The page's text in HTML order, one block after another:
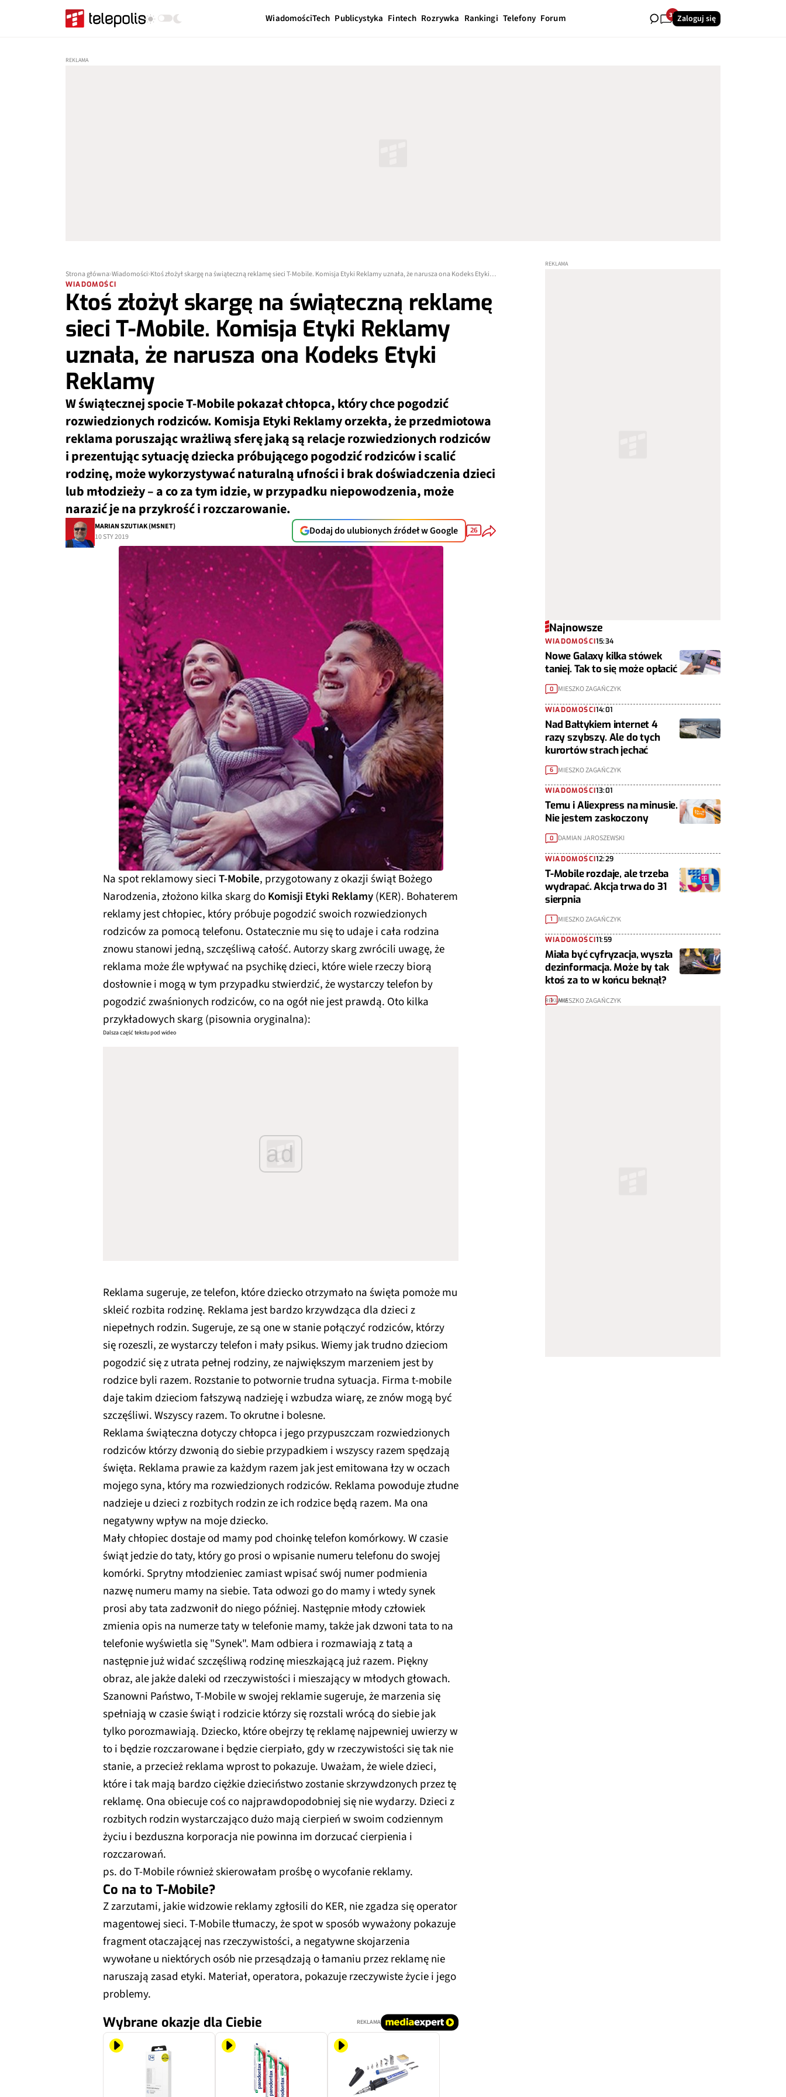
WiadomościTech Publicystyka Fintech Rozrywka Rankingi Telefony Forum 33Zaloguj się
Strona główna Wiadomości Ktoś złożył skargę na świąteczną reklamę sieci T-Mobile. Komisja Etyki Reklamy uznała, że narusza ona Kodeks Etyki Reklamy
WIADOMOŚCI
Ktoś złożył skargę na świąteczną reklamę
sieci T-Mobile. Komisja Etyki Reklamy
uznała, że narusza ona Kodeks Etyki
Reklamy
W świątecznej spocie T-Mobile pokazał chłopca, który chce pogodzić
rozwiedzionych rodziców. Komisja Etyki Reklamy orzekła, żeprzedmiotowa
reklama poruszając wrażliwą sferę jaką są relacje rozwiedzionych rodziców
i prezentując sytuację dziecka próbującego pogodzić rodziców i scalić
rodzinę, może wykorzystywać naturalną ufności i brak doświadczenia dzieci
lub młodzieży – a co za tym idzie, w przypadku niepowodzenia, może
narazić je na przykrość i rozczarowanie.
MARIAN SZUTIAK (MSNET)
10 STY 2019
Dodaj do ulubionych źródeł w Google 26
Na spot reklamowy sieciT-Mobile, przygotowany z okazji świąt Bożego
Narodzenia, złożono kilka skarg doKomisji Etyki Reklamy(KER). Bohaterem
reklamy jest chłopiec, który próbuje pogodzić swoich rozwiedzionych
rodziców za pomocą telefonu. Ostatecznie mu się to udaje i cała rodzina
znowu stanowi jedną, szczęśliwą całość. Autorzy skarg zwrócili uwagę, że
reklama może źle wpływać na psychikę dzieci, które wiele rzeczy biorą
dosłownie i mogą w tym przypadku stwierdzić, że wystarczy telefon by
pogodzić zwaśnionych rodziców, co na ogół nie jest prawdą. Oto kilka
przykładowych skarg (pisownia oryginalna):
Dalsza część tekstu pod wideo
ad
Reklama sugeruje, ze telefon, które dziecko otrzymało na święta pomoże mu
skleić rozbita rodzinę. Reklama jest bardzo krzywdząca dla dzieci z
niepełnych rodzin. Sugeruje, ze są one w stanie połączyć rodziców, którzy
się rozeszli, ze wystarczy telefon i mały psikus. Wiemy jak trudno dzieciom
pogodzić się z utrata pełnej rodziny, ze największym marzeniem jest by
rodzice byli razem. Rozstanie to potwornie trudna sytuacja. Firma t-mobile
daje takim dzieciom fałszywą nadzieję i wzbudza wiarę, ze znów mogą być
szczęśliwi. Wszyscy razem. To okrutne i bolesne.
Reklama świąteczna dotyczy chłopca i jego przypuszczam rozwiedzionych
rodziców którzy dzwonią do siebie przypadkiem i wszyscy razem spędzają
święta. Reklama prawie za każdym razem jak jest emitowana łzy w oczach
mojego syna, który ma rozwiedzionych rodziców. Reklama powoduje złudne
nadzieje u dzieci z rozbitych rodzin ze ich rodzice będą razem. Ma ona
negatywny wpływ na moje dziecko.
Mały chłopiec dostaje od mamy pod choinkę telefon komórkowy. W czasie
świąt jedzie do taty, który go prosi o wpisanie numeru telefonu do swojej
komórki. Sprytny młodzieniec zamiast wpisać swój numer podmienia
nazwę numeru mamy na siebie. Tata odwozi go do mamy i wtedy synek
prosi aby tata zadzwonił do niego później. Następnie młody człowiek
zmienia opis na numerze taty w telefonie mamy, także jak dzwoni tata to na
telefonie wyświetla się "Synek". Mam odbiera i rozmawiają z tatą a
następnie już widać szczęśliwą rodzinę mieszkającą już razem. Piękny
obraz, ale jakże daleki od rzeczywistości i mieszający w młodych głowach.
Szanowni Państwo, T-Mobile w swojej reklamie sugeruje, że marzenia się
spełniają w czasie świąt i rodzicie którzy się rozstali wrócą do siebie jak
tylko porozmawiają. Dziecko, które obejrzy tę reklamę najpewniej uwierzy w
to i będzie rozczarowane i będzie cierpiało, gdy w rzeczywistości się tak nie
stanie, a przecież reklama wprost to pokazuje. Uważam, że wiele dzieci,
które i tak mają bardzo ciężkie dzieciństwo zostanie skrzywdzonych przez tę
reklamę. Ona obiecuje coś co najprawdopodobniej się nie wydarzy. Dzieci z
rozbitych rodzin wystarczająco dużo mają cierpień w swoim codziennym
życiu i bezduszna korporacja nie powinna im dorzucać cierpienia i
rozczarowań.
ps. do T-Mobile również skierowałam prośbę o wycofanie reklamy.
Co na to T-Mobile?
Z zarzutami, jakie widzowie reklamy zgłosili do KER, nie zgadza się operator
magentowej sieci. T-Mobile tłumaczy, że spot w sposób wyważony pokazuje
fragment otaczającej nas rzeczywistości, a negatywne skojarzenia
wywołane u niektórych osób nie przesądzają o łamaniu przez reklamę nie
naruszają zasad etyki. Materiał, operatora, pokazuje rzeczywiste życie i jego
problemy.
Wybrane okazje dla Ciebie REKLAMA
Najnowsze
WIADOMOŚCI15:34
Nowe Galaxy kilka stówek
taniej. Tak to się może opłacić
0 MIESZKO ZAGAŃCZYK
WIADOMOŚCI14:01
Nad Bałtykiem internet 4
razy szybszy. Ale do tych
kurortów strach jechać
6 MIESZKO ZAGAŃCZYK
WIADOMOŚCI13:01
Temu i Aliexpress na minusie.
Nie jestem zaskoczony
0 DAMIAN JAROSZEWSKI
WIADOMOŚCI12:29
T-Mobile rozdaje, ale trzeba
wydrapać. Akcja trwa do 31
sierpnia
1 MIESZKO ZAGAŃCZYK
WIADOMOŚCI11:59
Miała być cyfryzacja, wyszła
dezinformacja. Może by tak
ktoś za to w końcu beknął?
1 MIESZKO ZAGAŃCZYK